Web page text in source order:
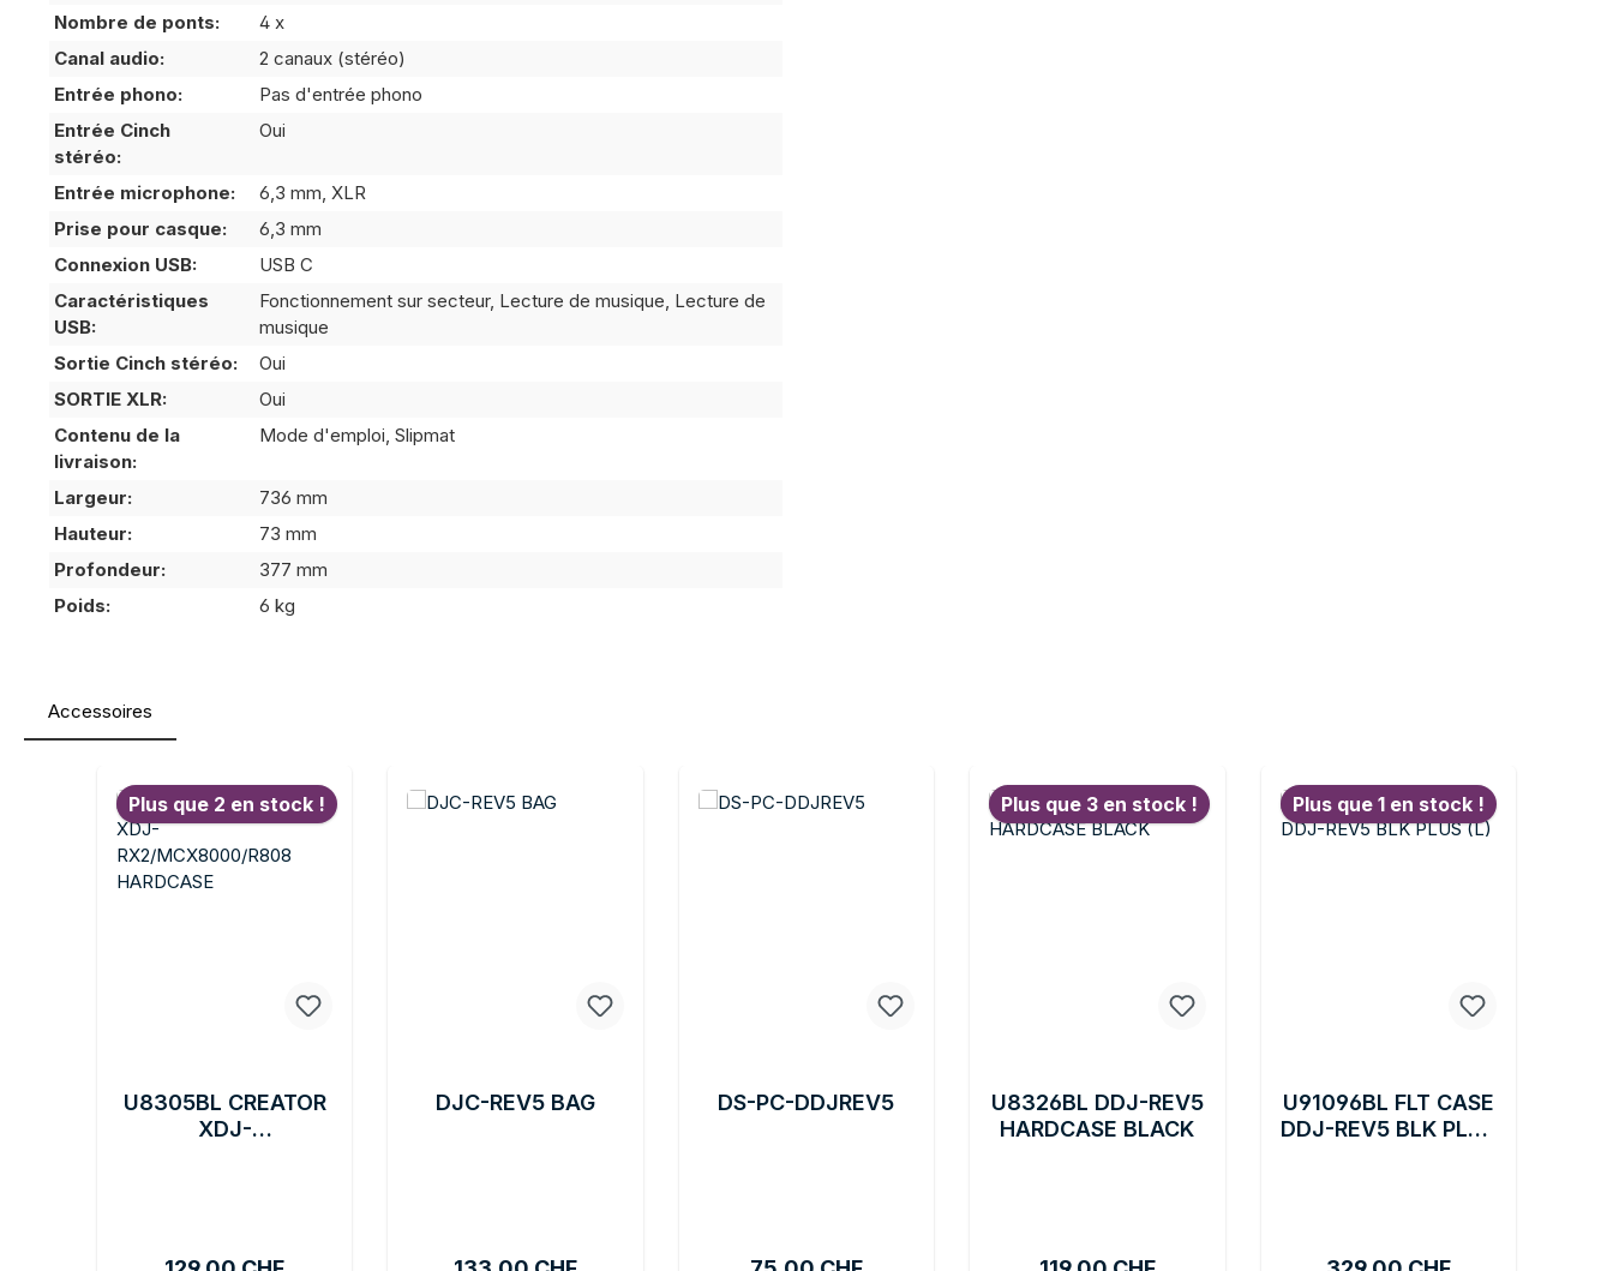
Nombre de ponts:
4 x
Canal audio:
2 canaux (stéréo)
Entrée phono:
Pas d'entrée phono
Entrée Cinch
stéréo:
Oui
Entrée microphone:
6,3 mm, XLR
Prise pour casque:
6,3 mm
Connexion USB:
USB C
Caractéristiques
USB:
Fonctionnement sur secteur, Lecture de musique, Lecture de
musique
Sortie Cinch stéréo:
Oui
SORTIE XLR:
Oui
Contenu de la
livraison:
Mode d'emploi, Slipmat
Largeur:
736 mm
Hauteur:
73 mm
Profondeur:
377 mm
Poids:
6 kg
Accessoires
Plus que 2 en stock !
U8305BL CREATOR
XDJ-
DJC-REV5 BAG DS-PC-DDJREV5
Plus que 3 en stock !
U8326BL DDJ-REV5
HARDCASE BLACK
Plus que 1 en stock !
U91096BL FLT CASE
DDJ-REV5 BLK PLUS